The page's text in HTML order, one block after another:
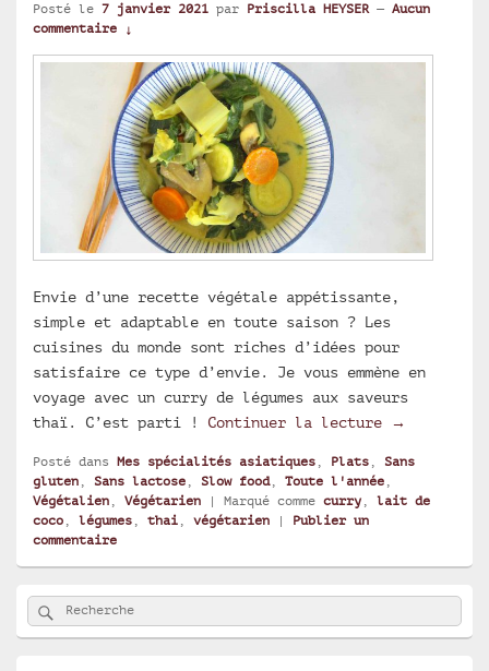
Posté le 7 janvier 2021 par Priscilla HEYSER — Aucun
commentaire ↓
Envie d’une recette végétale appétissante,
simple et adaptable en toute saison ? Les
cuisines du monde sont riches d’idées pour
satisfaire ce type d’envie. Je vous emmène en
voyage avec un curry de légumes aux saveurs
thaï. C’est parti ! Continuer la lecture Curry de
→
Posté dans Mes spécialités asiatiques , Plats , Sans
gluten , Sans lactose , Slow food, Toute l'année ,
Végétalien , Végétarien | Marqué comme curry , lait de
coco , légumes , thai , végétarien | Publier un
commentaire
Zone
principale
de
Recherche :
Rechercher